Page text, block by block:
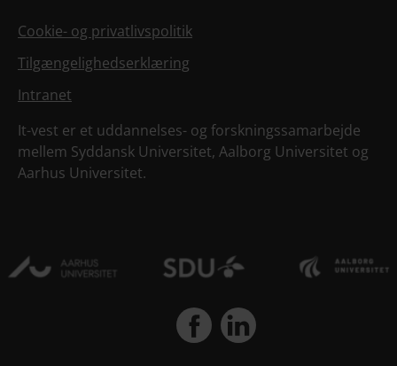
Cookie- og privatlivspolitik
Tilgængelighedserklæring
Intranet
It-vest er et uddannelses- og forskningssamarbejde
mellem Syddansk Universitet, Aalborg Universitet og
Aarhus Universitet.